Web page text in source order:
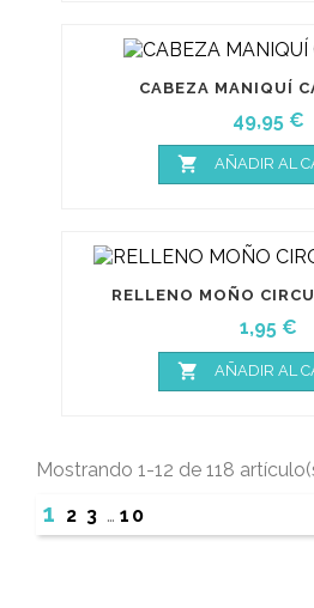
CABEZA MANIQUÍ
Precio
49,95 €
 AÑADIR AL
RELLENO MOÑO
Precio
1,95 €
 AÑADIR AL
Mostrando 1-12 de 118
1 2 3 … 10